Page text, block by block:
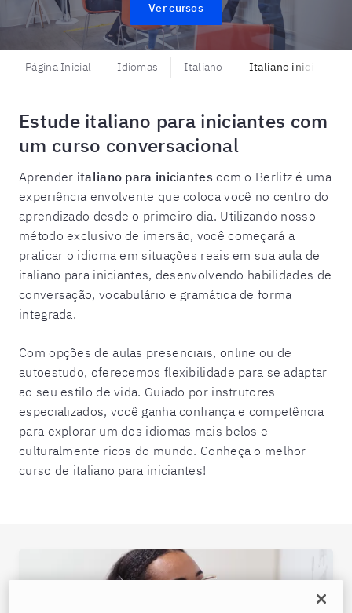
Ver cursos
Página Inicial Idiomas Italiano Italiano iniciantes
Estude italiano para iniciantes com
um curso conversacional
Aprender italiano para iniciantescom o Berlitz é uma
experiência envolvente que coloca você no centro do
aprendizado desde o primeiro dia. Utilizando nosso
método exclusivo de imersão, você começará a
praticar o idioma em situações reais em sua aula de
italiano para iniciantes, desenvolvendo habilidades de
conversação, vocabulário e gramática de forma
integrada.
Com opções de aulas presenciais, online ou de
autoestudo, oferecemos flexibilidade para se adaptar
ao seu estilo de vida. Guiado por instrutores
especializados, você ganha confiança e competência
para explorar um dos idiomas mais belos e
culturalmente ricos do mundo. Conheça o melhor
curso de italiano para iniciantes!